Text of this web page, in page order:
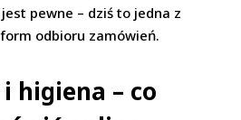
jest pewne – dziś to jedna z
odbioru zamówień.
higiena – co